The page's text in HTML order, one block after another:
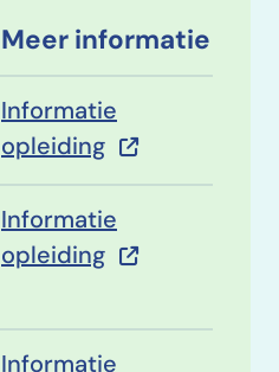
Meer informatie
Informatie
opleiding
Informatie
opleiding
Informatie